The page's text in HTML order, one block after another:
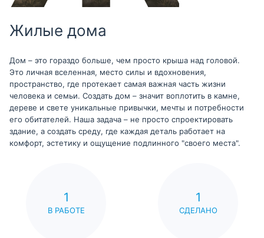
Жилые дома
Дом – это гораздо больше, чем просто крыша над головой.
Это личная вселенная, место силы и вдохновения,
пространство, где протекает самая важная часть жизни
человека и семьи. Создать дом – значит воплотить в камне,
дереве и свете уникальные привычки, мечты и потребности
его обитателей. Наша задача – не просто спроектировать
здание, а создать среду, где каждая деталь работает на
комфорт, эстетику и ощущение подлинного "своего места".
1
В РАБОТЕ
1
СДЕЛАНО